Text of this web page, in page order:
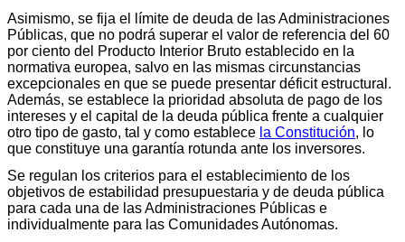
Asimismo, se fija el límite de deuda de las Administraciones
Públicas, que no podrá superar el valor de referencia del 60
por ciento del Producto Interior Bruto establecido en la
normativa europea, salvo en las mismas circunstancias
excepcionales en que se puede presentar déficit estructural.
Además, se establece la prioridad absoluta de pago de los
intereses y el capital de la deuda pública frente a cualquier
otro tipo de gasto, tal y como establece la Constitución, lo
que constituye una garantía rotunda ante los inversores.
Se regulan los criterios para el establecimiento de los
objetivos de estabilidad presupuestaria y de deuda pública
para cada una de las Administraciones Públicas e
individualmente para las Comunidades Autónomas.